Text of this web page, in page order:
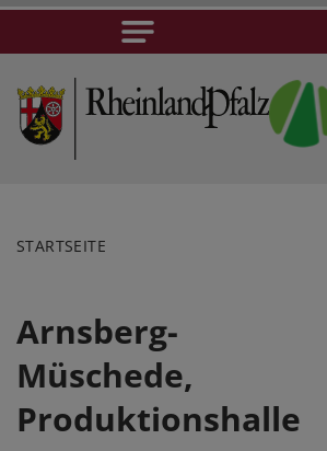
STARTSEITE
Arnsberg-
Müschede,
Produktionshalle